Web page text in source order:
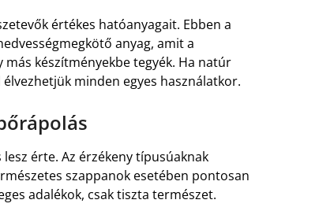
értékes hatóanyagait. Ebben a
anyag, amit a
készítményekbe tegyék. Ha natúr
minden egyes használatkor.
érte. Az érzékeny típusúaknak
szappanok esetében pontosan
adalékok, csak tiszta természet.